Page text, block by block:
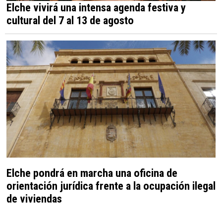
Elche vivirá una intensa agenda festiva y
cultural del 7 al 13 de agosto
Elche pondrá en marcha una oficina de
orientación jurídica frente a la ocupación ilegal
de viviendas